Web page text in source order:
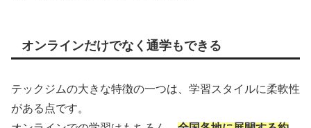
オンラインだけでなく通学もできる
テックジムの大きな特徴の一つは、学習スタイルに柔軟性
がある点です。